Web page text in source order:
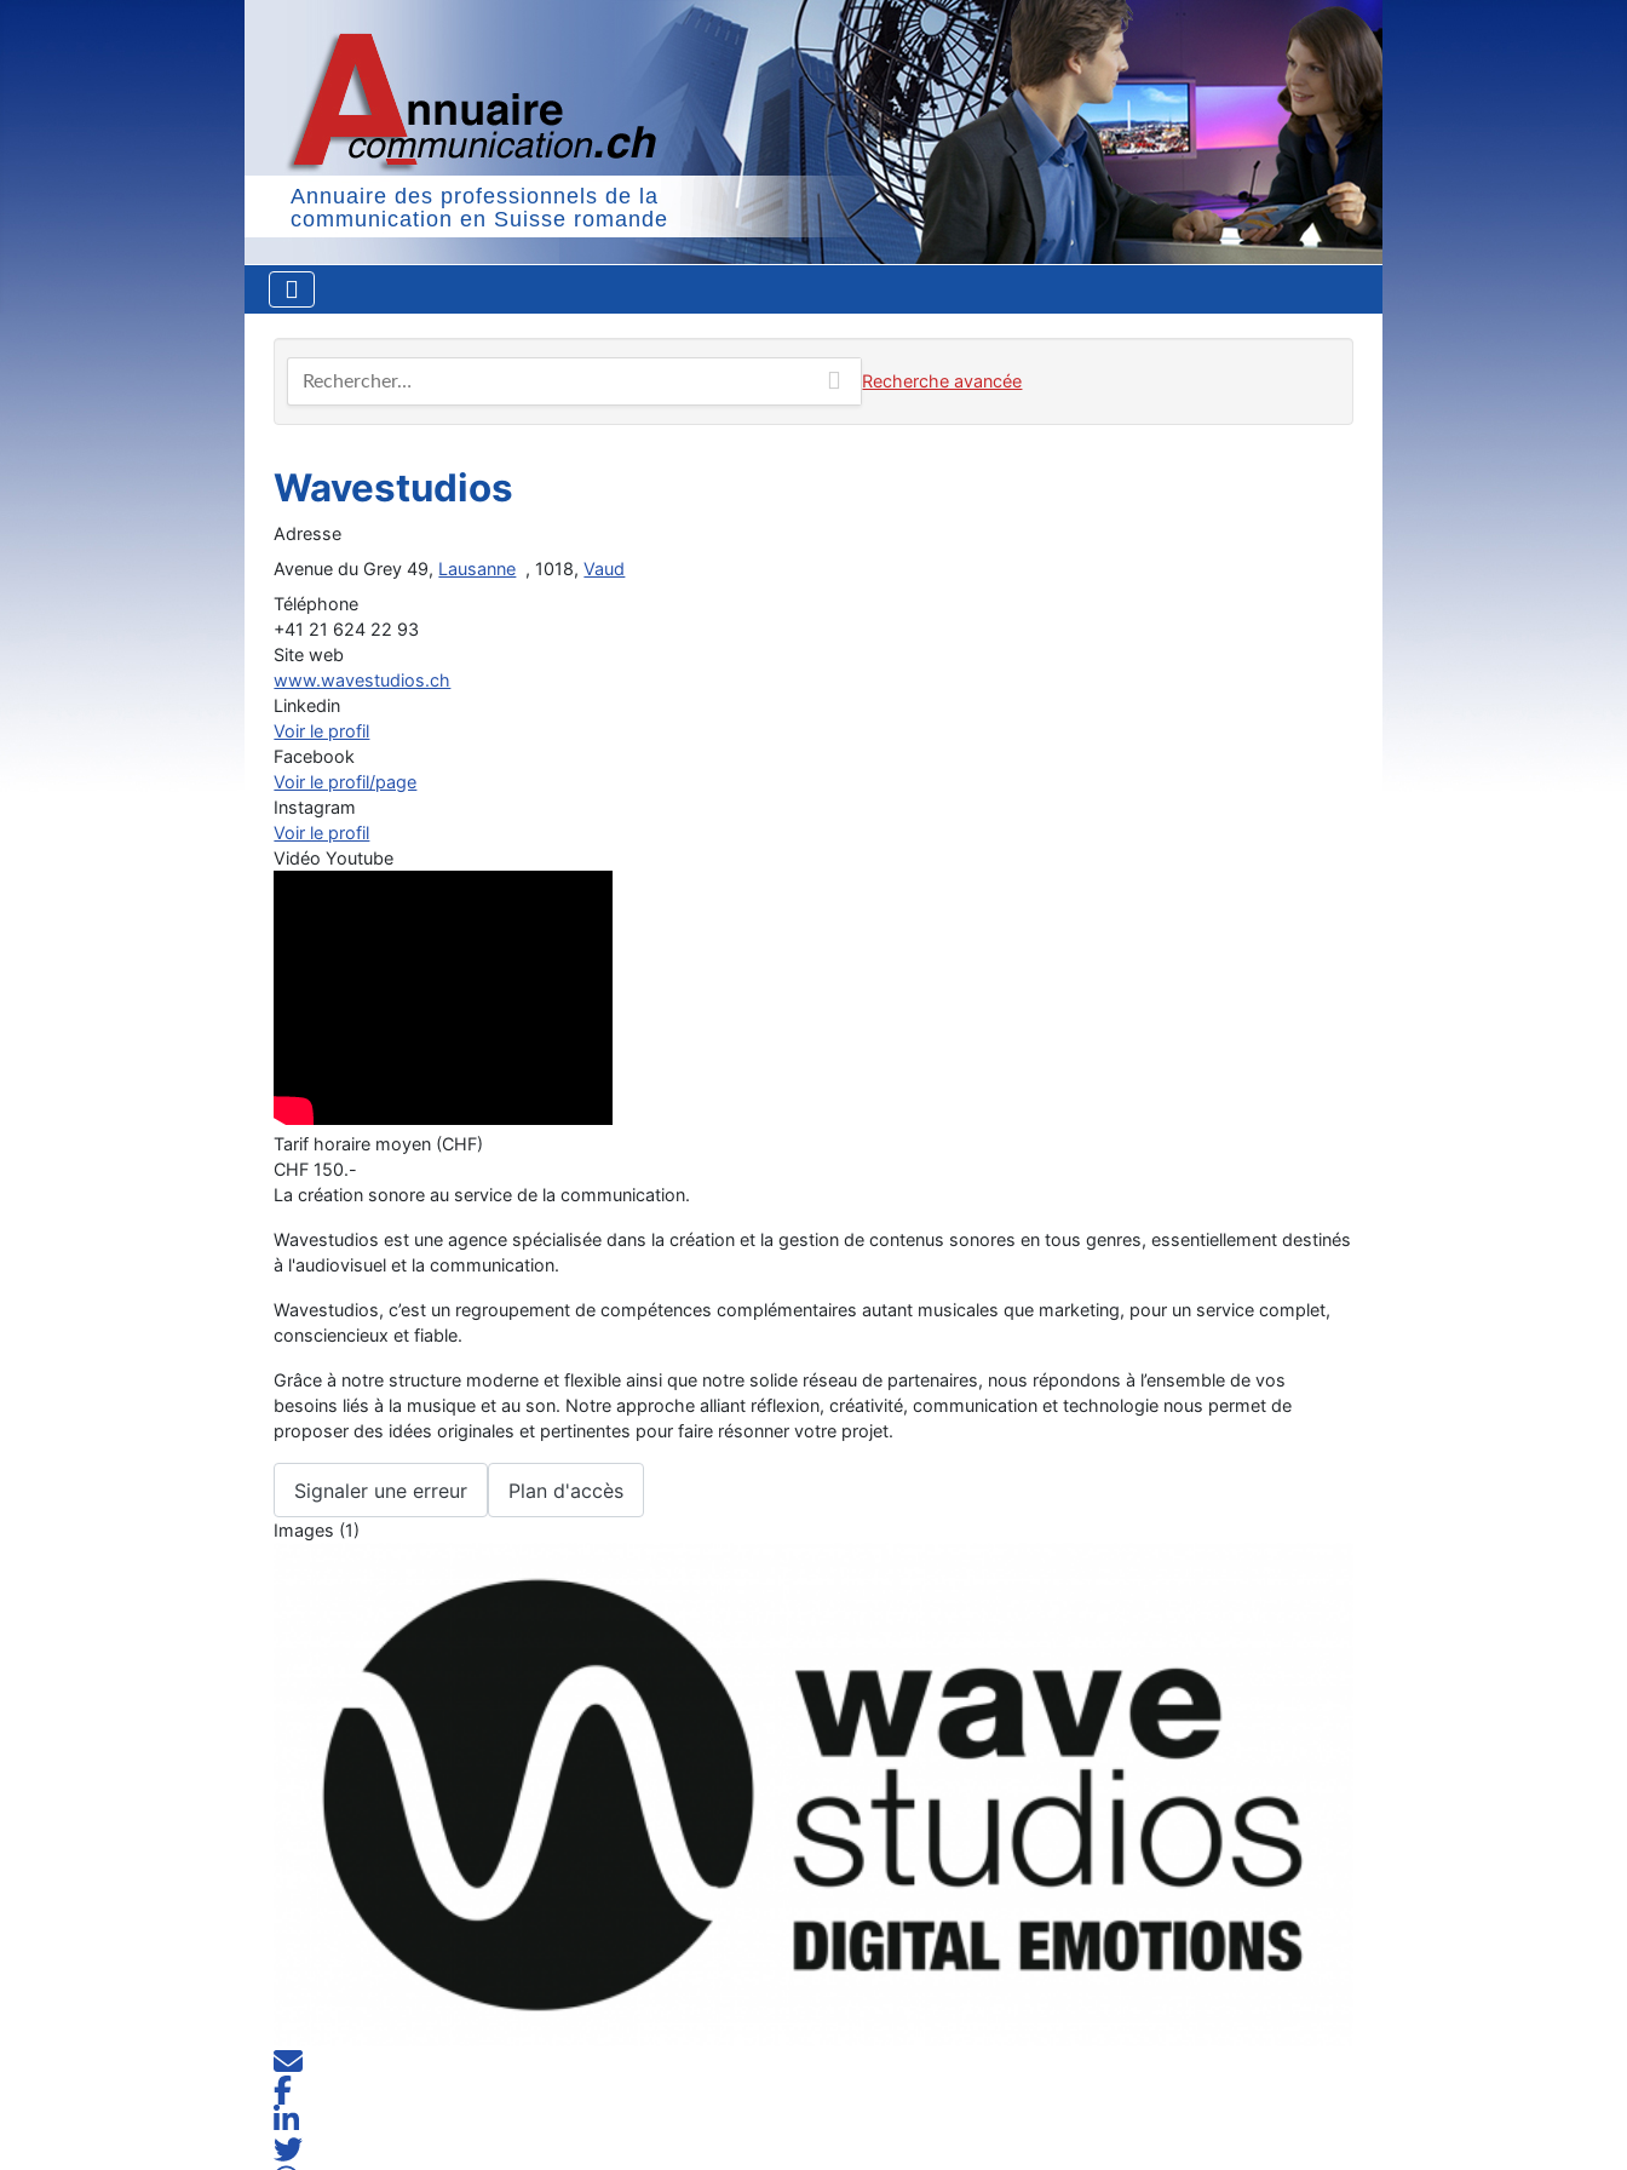
Annuaire des professionnels de la
communication en Suisse romande
Recherche avancée
Wavestudios
Adresse
Avenue du Grey 49, Lausanne , 1018,Vaud
Téléphone
+41 21 624 22 93
Site web
www.wavestudios.ch
Linkedin
Voir le profil
Facebook
Voir le profil/page
Instagram
Voir le profil
Vidéo Youtube
Tarif horaire moyen (CHF)
CHF 150.-
La création sonore au service de la communication.
Wavestudios est une agence spécialisée dans la création et la gestion de contenus sonores en tous genres, essentiellement destinés
à l'audiovisuel et la communication.
Wavestudios, c’est un regroupement de compétences complémentaires autant musicales que marketing, pour un service complet,
consciencieux et fiable.
Grâce à notre structure moderne et flexible ainsi que notre solide réseau de partenaires, nous répondons à l’ensemble de vos
besoins liés à la musique et au son. Notre approche alliant réflexion, créativité, communication et technologie nous permet de
proposer des idées originales et pertinentes pour faire résonner votre projet.
Signaler une erreur Plan d'accès
Images (1)